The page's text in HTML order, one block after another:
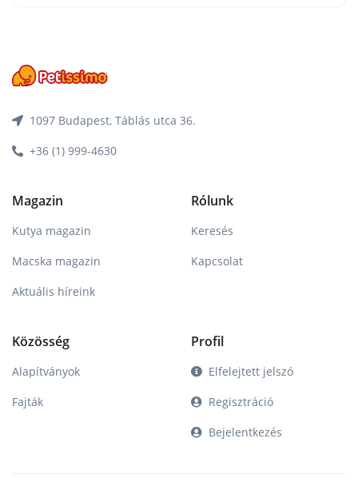
1097 Budapest, Táblás utca 36.
+36 (1) 999-4630
Magazin
Kutya magazin
Macska magazin
Aktuális híreink
Rólunk
Keresés
Kapcsolat
Közösség
Alapítványok
Fajták
Profil
Elfelejtett jelszó
Regisztráció
Bejelentkezés